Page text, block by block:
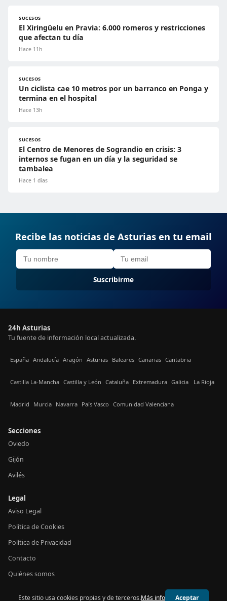
SUCESOS
El Xiringüelu en Pravia: 6.000 romeros y restricciones
que afectan tu día
Hace 11h
SUCESOS
Un ciclista cae 10 metros por un barranco en Ponga y
termina en el hospital
Hace 13h
SUCESOS
El Centro de Menores de Sograndio en crisis: 3
internos se fugan en un día y la seguridad se
tambalea
Hace 1 días
Recibe las noticias de Asturias en tu email
Suscribirme
24h Asturias
Tu fuente de información local actualizada.
España Andalucía Aragón Asturias Baleares Canarias Cantabria
Castilla La-Mancha Castilla y León Cataluña Extremadura Galicia La Rioja
Madrid Murcia Navarra País Vasco Comunidad Valenciana
Secciones
Oviedo
Gijón
Avilés
Legal
Aviso Legal
Política de Cookies
Política de Privacidad
Contacto
Quiénes somos
Este sitio usa cookies propias y de terceros.Más info Aceptar